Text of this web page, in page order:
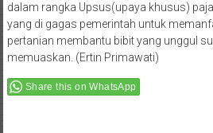
dalam rangka Upsus(upaya khusus)
yang di gagas pemerintah untuk
pertanian membantu bibit yang unggul
memuaskan. (Ertin Primawati)
Share this on WhatsApp